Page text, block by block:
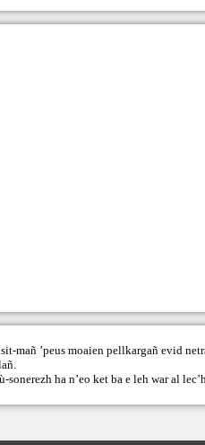
mañ ’peus moaien pellkargañ evid
sonerezh ha n’eo ket ba e leh war al